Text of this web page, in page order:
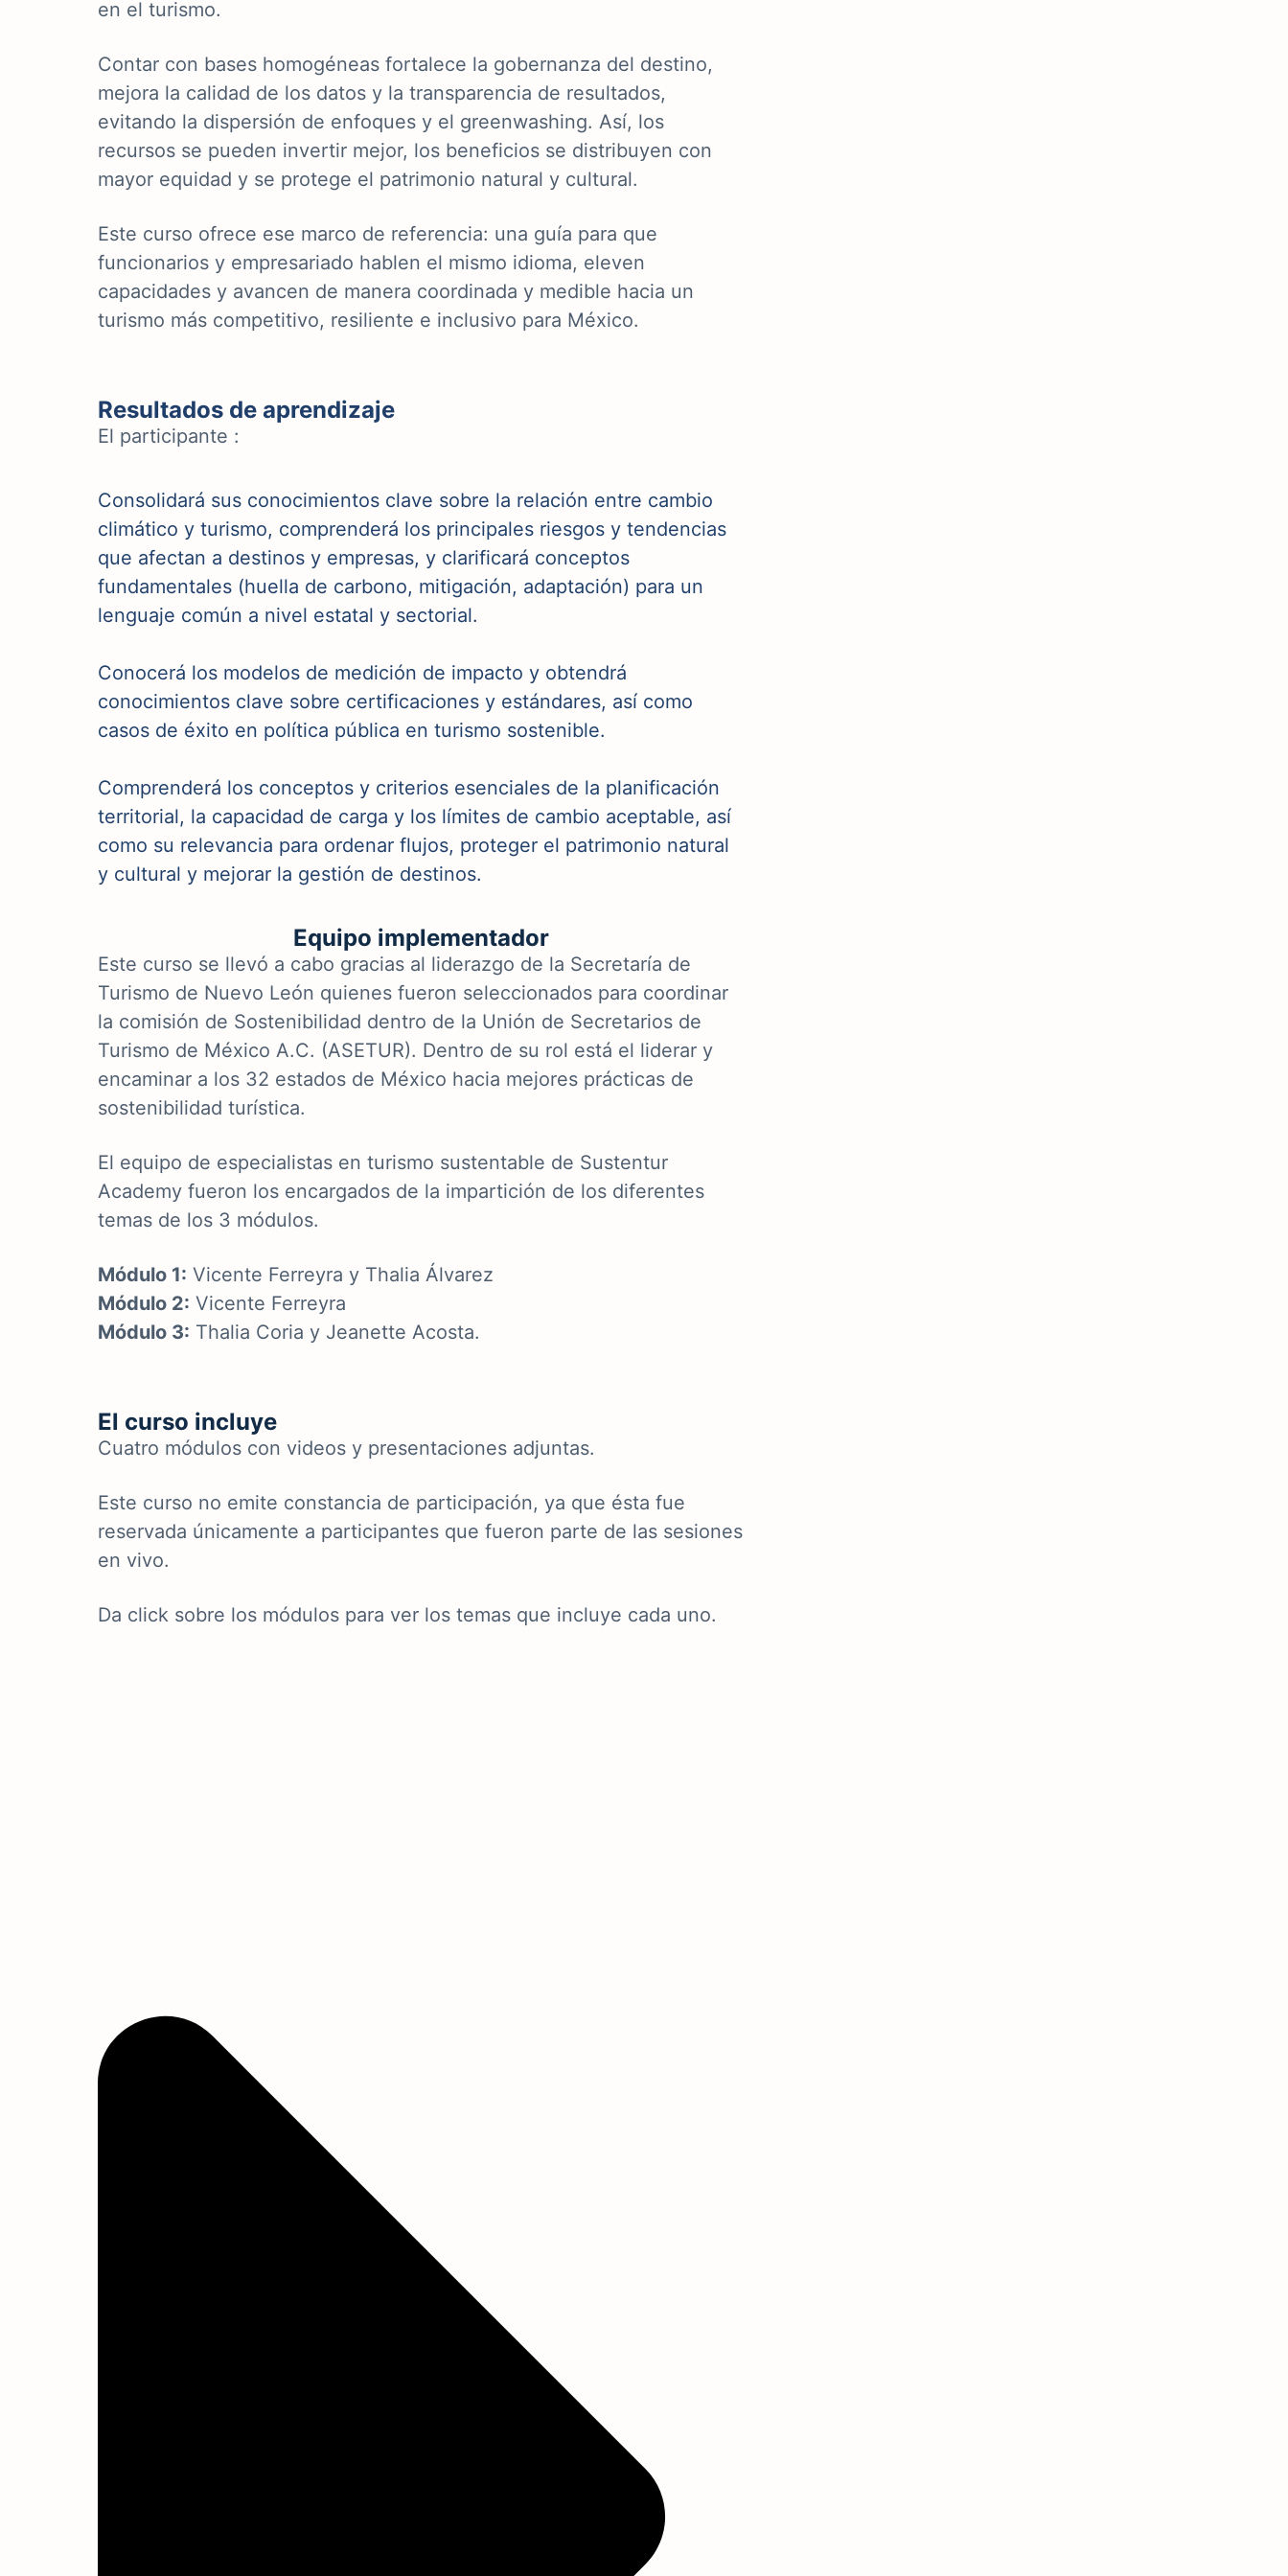
en el turismo.
Contar con bases homogéneas fortalece la gobernanza del destino,
mejora la calidad de los datos y la transparencia de resultados,
evitando la dispersión de enfoques y el greenwashing. Así, los
recursos se pueden invertir mejor, los beneficios se distribuyen con
mayor equidad y se protege el patrimonio natural y cultural.
Este curso ofrece ese marco de referencia: una guía para que
funcionarios y empresariado hablen el mismo idioma, eleven
capacidades y avancen de manera coordinada y medible hacia un
turismo más competitivo, resiliente e inclusivo para México.
Resultados de aprendizaje
El participante :
Consolidará sus conocimientos clave sobre la relación entre cambio
climático y turismo, comprenderá los principales riesgos y tendencias
que afectan a destinos y empresas, y clarificará conceptos
fundamentales (huella de carbono, mitigación, adaptación) para un
lenguaje común a nivel estatal y sectorial.
Conocerá los modelos de medición de impacto y obtendrá
conocimientos clave sobre certificaciones y estándares, así como
casos de éxito en política pública en turismo sostenible.
Comprenderá los conceptos y criterios esenciales de la planificación
territorial, la capacidad de carga y los límites de cambio aceptable, así
como su relevancia para ordenar flujos, proteger el patrimonio natural
y cultural y mejorar la gestión de destinos.
Equipo implementador
Este curso se llevó a cabo gracias al liderazgo de la Secretaría de
Turismo de Nuevo León quienes fueron seleccionados para coordinar
la comisión de Sostenibilidad dentro de la Unión de Secretarios de
Turismo de México A.C. (ASETUR). Dentro de su rol está el liderar y
encaminar a los 32 estados de México hacia mejores prácticas de
sostenibilidad turística.
El equipo de especialistas en turismo sustentable de Sustentur
Academy fueron los encargados de la impartición de los diferentes
temas de los 3 módulos.
Módulo 1: Vicente Ferreyra y Thalia Álvarez
Módulo 2: Vicente Ferreyra
Módulo 3: Thalia Coria y Jeanette Acosta.
El curso incluye
Cuatro módulos con videos y presentaciones adjuntas.
Este curso no emite constancia de participación, ya que ésta fue
reservada únicamente a participantes que fueron parte de las sesiones
en vivo.
Da click sobre los módulos para ver los temas que incluye cada uno.